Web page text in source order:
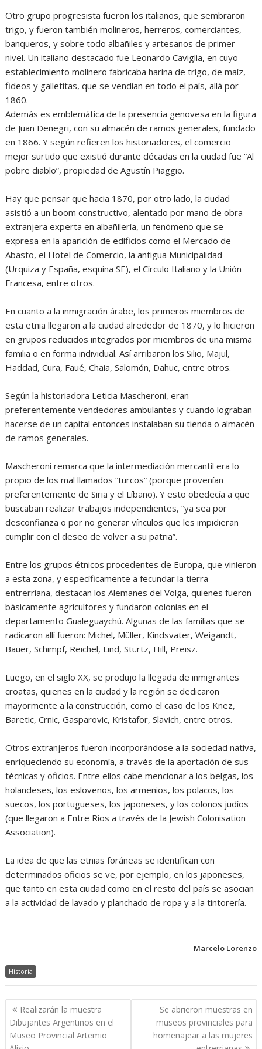
Otro grupo progresista fueron los italianos, que sembraron
trigo, y fueron también molineros, herreros, comerciantes,
banqueros, y sobre todo albañiles y artesanos de primer
nivel. Un italiano destacado fue Leonardo Caviglia, en cuyo
establecimiento molinero fabricaba harina de trigo, de maíz,
fideos y galletitas, que se vendían en todo el país, allá por
1860.
Además es emblemática de la presencia genovesa en la figura
de Juan Denegri, con su almacén de ramos generales, fundado
en 1866. Y según refieren los historiadores, el comercio
mejor surtido que existió durante décadas en la ciudad fue “Al
pobre diablo”, propiedad de Agustín Piaggio.
Hay que pensar que hacia 1870, por otro lado, la ciudad
asistió a un boom constructivo, alentado por mano de obra
extranjera experta en albañilería, un fenómeno que se
expresa en la aparición de edificios como el Mercado de
Abasto, el Hotel de Comercio, la antigua Municipalidad
(Urquiza y España, esquina SE), el Círculo Italiano y la Unión
Francesa, entre otros.
En cuanto a la inmigración árabe, los primeros miembros de
esta etnia llegaron a la ciudad alrededor de 1870, y lo hicieron
en grupos reducidos integrados por miembros de una misma
familia o en forma individual. Así arribaron los Silio, Majul,
Haddad, Cura, Faué, Chaia, Salomón, Dahuc, entre otros.
Según la historiadora Leticia Mascheroni, eran
preferentemente vendedores ambulantes y cuando lograban
hacerse de un capital entonces instalaban su tienda o almacén
de ramos generales.
Mascheroni remarca que la intermediación mercantil era lo
propio de los mal llamados “turcos” (porque provenían
preferentemente de Siria y el Líbano). Y esto obedecía a que
buscaban realizar trabajos independientes, “ya sea por
desconfianza o por no generar vínculos que les impidieran
cumplir con el deseo de volver a su patria”.
Entre los grupos étnicos procedentes de Europa, que vinieron
a esta zona, y específicamente a fecundar la tierra
entrerriana, destacan los Alemanes del Volga, quienes fueron
básicamente agricultores y fundaron colonias en el
departamento Gualeguaychú. Algunas de las familias que se
radicaron allí fueron: Michel, Müller, Kindsvater, Weigandt,
Bauer, Schimpf, Reichel, Lind, Stürtz, Hill, Preisz.
Luego, en el siglo XX, se produjo la llegada de inmigrantes
croatas, quienes en la ciudad y la región se dedicaron
mayormente a la construcción, como el caso de los Knez,
Baretic, Crnic, Gasparovic, Kristafor, Slavich, entre otros.
Otros extranjeros fueron incorporándose a la sociedad nativa,
enriqueciendo su economía, a través de la aportación de sus
técnicas y oficios. Entre ellos cabe mencionar a los belgas, los
holandeses, los eslovenos, los armenios, los polacos, los
suecos, los portugueses, los japoneses, y los colonos judíos
(que llegaron a Entre Ríos a través de la Jewish Colonisation
Association).
La idea de que las etnias foráneas se identifican con
determinados oficios se ve, por ejemplo, en los japoneses,
que tanto en esta ciudad como en el resto del país se asocian
a la actividad de lavado y planchado de ropa y a la tintorería.
Marcelo Lorenzo
Historia
Navegación
de
entradas
Realizarán la muestra
Dibujantes Argentinos en el
Museo Provincial Artemio
Se abrieron muestras en
museos provinciales para
homenajear a las mujeres